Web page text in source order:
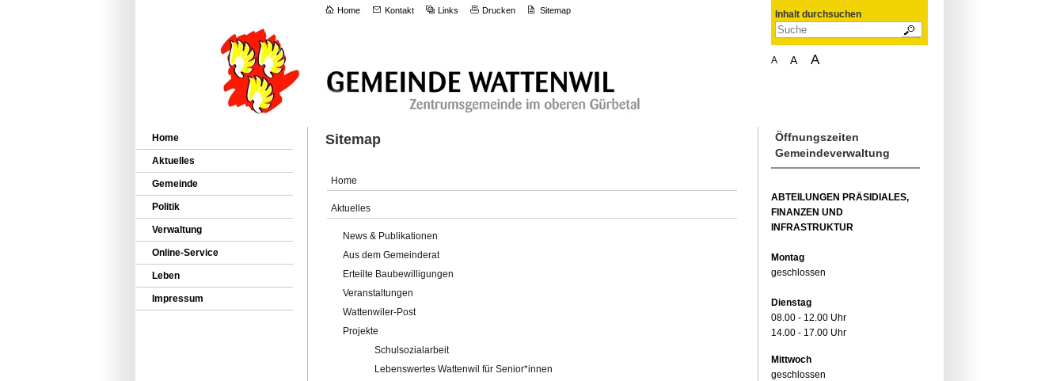
Home Kontakt Links Drucken Sitemap Inhalt durchsuchen
A A A
Home
Aktuelles
Gemeinde
Politik
Verwaltung
Online-Service
Leben
Impressum
Sitemap
Home
Aktuelles
News & Publikationen
Aus dem Gemeinderat
Erteilte Baubewilligungen
Veranstaltungen
Wattenwiler-Post
Projekte
Schulsozialarbeit
Lebenswertes Wattenwil für Senior*innen
Öffnungszeiten
Gemeindeverwaltung
ABTEILUNGEN PRÄSIDIALES,
FINANZEN UND
INFRASTRUKTUR
Montag
geschlossen
Dienstag
08.00 - 12.00 Uhr
14.00 - 17.00 Uhr
Mittwoch
geschlossen